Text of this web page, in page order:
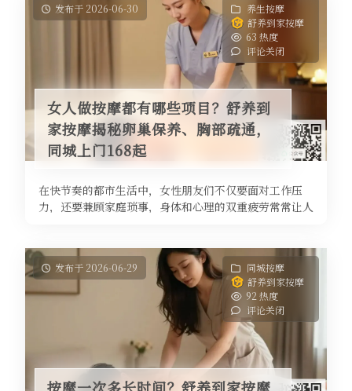
发布于 2026-06-30
养生按摩
舒养到家按摩
63 热度
评论关闭
女人做按摩都有哪些项目？舒养到
家按摩揭秘卵巢保养、胸部疏通，
同城上门168起
在快节奏的都市生活中，女性朋友们不仅要面对工作压
力，还要兼顾家庭琐事，身体和心理的双重疲劳常常让人
发布于 2026-06-29
同城按摩
舒养到家按摩
92 热度
评论关闭